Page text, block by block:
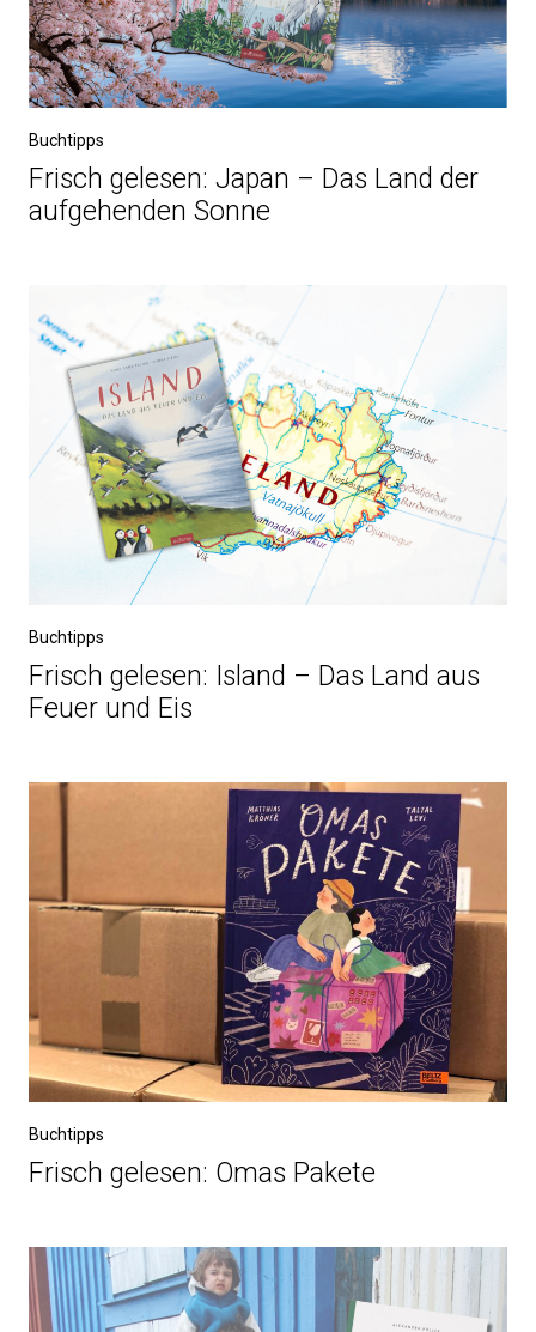
Buchtipps
Frisch gelesen: Japan – Das Land der
aufgehenden Sonne
Buchtipps
Frisch gelesen: Island – Das Land aus
Feuer und Eis
Buchtipps
Frisch gelesen: Omas Pakete